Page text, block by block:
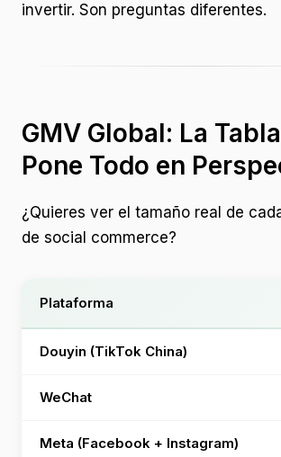
invertir. Son preguntas diferentes.
GMV Global: La
Pone Todo en
¿Quieres ver el tamaño real de
de social commerce?
Plataforma
Douyin (TikTok China)
WeChat
Meta (Facebook + Instagram)